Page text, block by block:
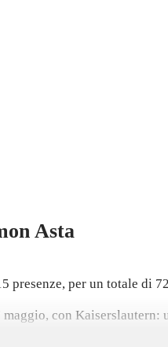
Asta
presenze, per un totale
con